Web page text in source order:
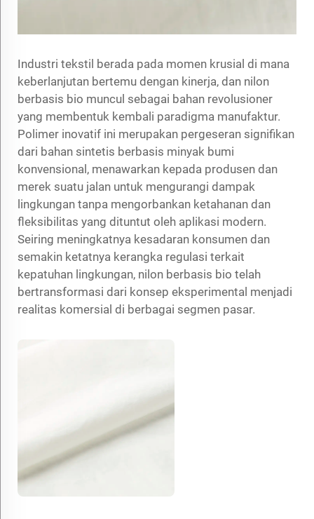
Industri tekstil berada pada momen krusial di mana
keberlanjutan bertemu dengan kinerja, dan nilon
berbasis bio muncul sebagai bahan revolusioner
yang membentuk kembali paradigma manufaktur.
Polimer inovatif ini merupakan pergeseran signifikan
dari bahan sintetis berbasis minyak bumi
konvensional, menawarkan kepada produsen dan
merek suatu jalan untuk mengurangi dampak
lingkungan tanpa mengorbankan ketahanan dan
fleksibilitas yang dituntut oleh aplikasi modern.
Seiring meningkatnya kesadaran konsumen dan
semakin ketatnya kerangka regulasi terkait
kepatuhan lingkungan, nilon berbasis bio telah
bertransformasi dari konsep eksperimental menjadi
realitas komersial di berbagai segmen pasar.